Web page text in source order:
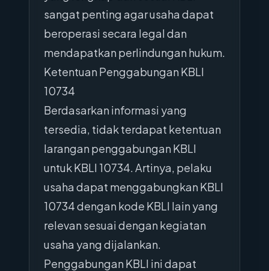
sangat penting agar usaha dapat
beroperasi secara legal dan
mendapatkan perlindungan hukum.
Ketentuan Penggabungan KBLI
10734
Berdasarkan informasi yang
tersedia, tidak terdapat ketentuan
larangan penggabungan KBLI
untuk KBLI 10734. Artinya, pelaku
usaha dapat menggabungkan KBLI
10734 dengan kode KBLI lain yang
relevan sesuai dengan kegiatan
usaha yang dijalankan.
Penggabungan KBLI ini dapat